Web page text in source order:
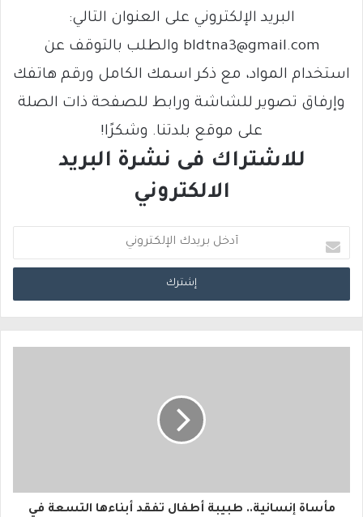
البريد الإلكتروني على العنوان التالي:
bldtna3@gmail.com والطلب بالتوقف عن
استخدام المواد، مع ذكر اسمك الكامل ورقم هاتفك
وإرفاق تصوير للشاشة ورابط للصفحة ذات الصلة
على موقع بلدتنا. وشكرًا!
للاشتراك فى نشرة البريد
الالكتروني
د
خ
ا
مأساة إنسانية.. طبيبة أطفال تفقد أبناءها التسعة في